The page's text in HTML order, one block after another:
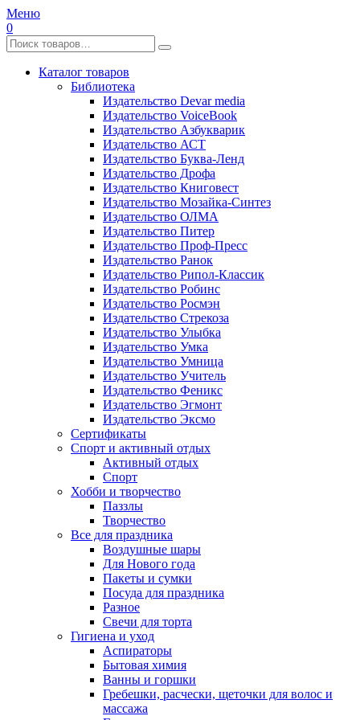
Меню
0
Каталог товаров
Библиотека
Издательство Devar media
Издательство VoiceBook
Издательство Азбукварик
Издательство АСТ
Издательство Буква-Ленд
Издательство Дрофа
Издательство Книговест
Издательство Мозайка-Синтез
Издательство ОЛМА
Издательство Питер
Издательство Проф-Пресс
Издательство Ранок
Издательство Рипол-Классик
Издательство Робинс
Издательство Росмэн
Издательство Стрекоза
Издательство Улыбка
Издательство Умка
Издательство Умница
Издательство Учитель
Издательство Феникс
Издательство Эгмонт
Издательство Эксмо
Сертификаты
Спорт и активный отдых
Активный отдых
Спорт
Хобби и творчество
Паззлы
Творчество
Все для праздника
Воздушные шары
Для Нового года
Пакеты и сумки
Посуда для праздника
Разное
Свечи для торта
Гигиена и уход
Аспираторы
Бытовая химия
Ванны и горшки
Гребешки, расчески, щеточки для волос и
массажа